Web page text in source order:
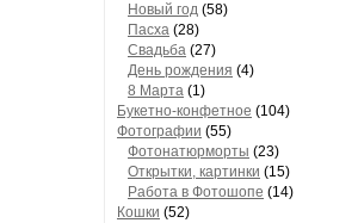
Новый год (58)
Пасха (28)
Свадьба (27)
День рождения (4)
8 Марта (1)
Букетно-конфетное (104)
Фотографии (55)
Фотонатюрморты (23)
Открытки, картинки (15)
Работа в Фотошопе (14)
Кошки (52)